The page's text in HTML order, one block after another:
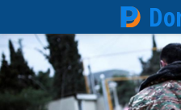
Перейти
к
основному
содержанию